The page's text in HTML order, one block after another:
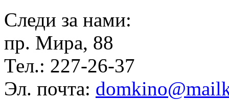
Следи за нами:
пр. Мира, 88
Тел.: 227-26-37
Эл. почта: